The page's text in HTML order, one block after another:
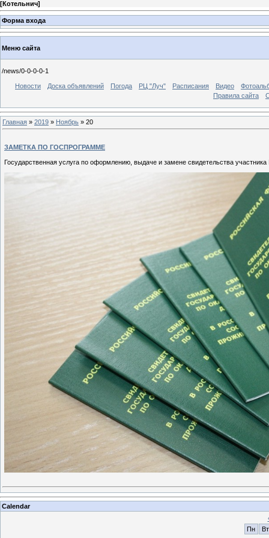
[Котельнич]
Форма входа
Меню сайта
/news/0-0-0-0-1
Новости Доска объявлений Погода РЦ "Луч" Расписания Видео
Правила сайта
Главная » 2019 » Ноябрь » 20
ЗАМЕТКА ПО ГОСПРОГРАММЕ
Государственная услуга по оформлению, выдаче и замене свидетельства
Calendar
Пн
Вт